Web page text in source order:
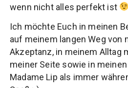
wenn nicht alles perfekt ist
Ich möchte Euch in meinen
auf meinem langen Weg von
Akzeptanz, in meinem Alltag
meiner Seite sowie in
Madame Lip als immer